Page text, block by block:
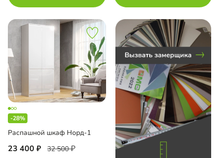
до
до
-28%
Распашной шкаф Норд-1
23 400 32 500